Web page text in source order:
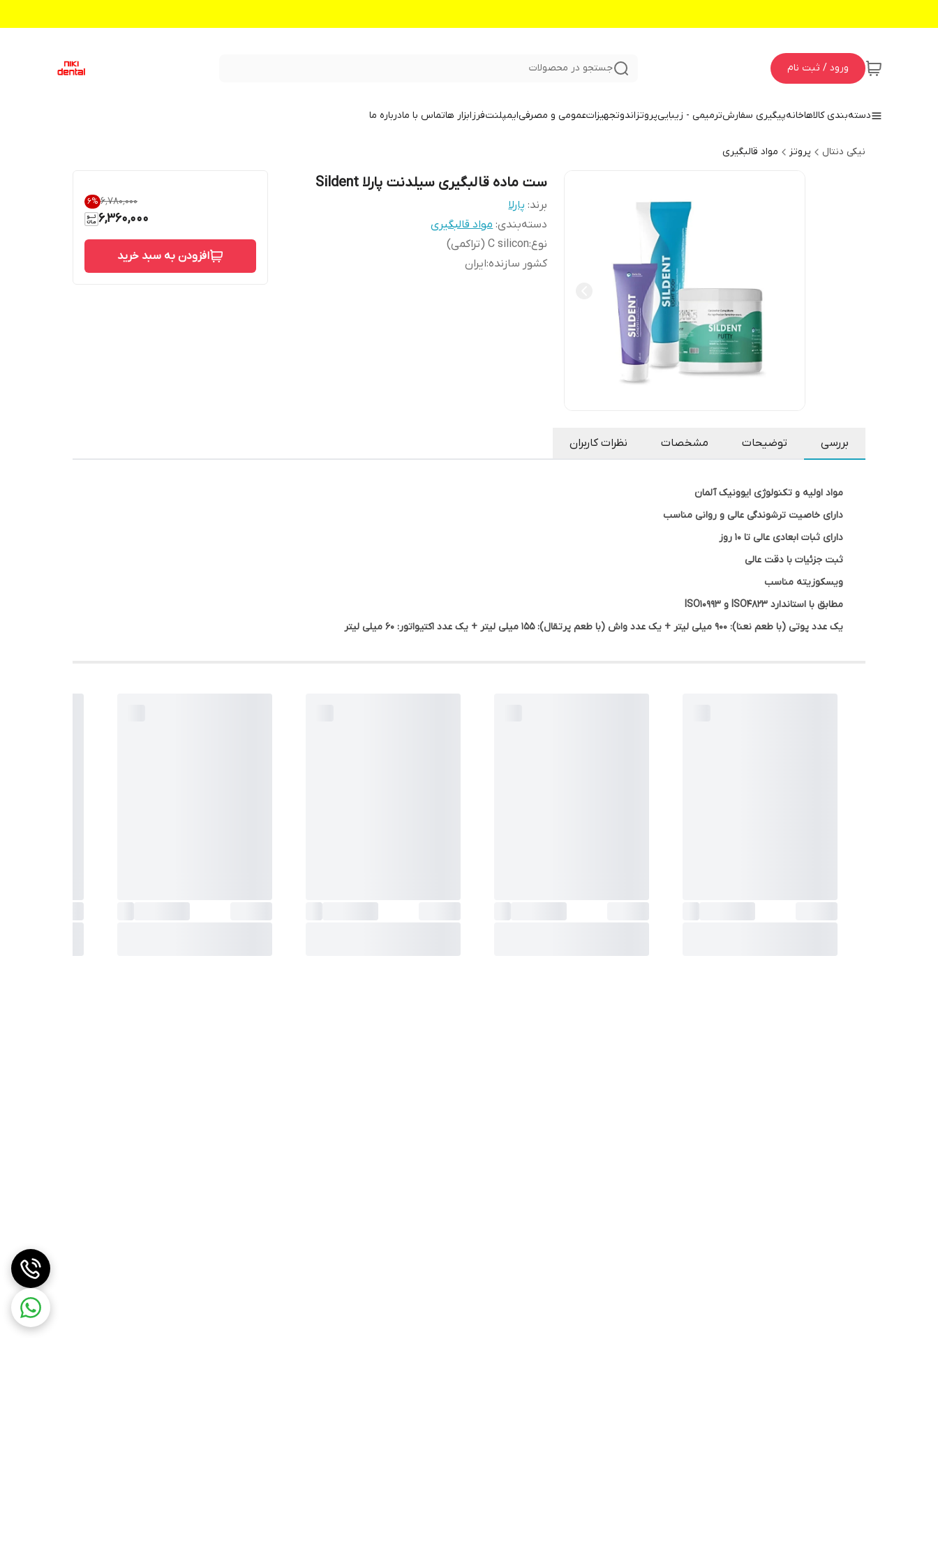
ورود / ثبت نام جستجو در محصولات
دسته‌بندی کالاهاخانهپیگیری سفارشترمیمی - زیباییپروتزاندوتجهیزاتعمومی و مصرفیایمپلنتفرزابزار هاتماس با مادرباره ما
نیکی دنتال پروتز مواد قالبگیری
ست ماده قالبگیری سیلدنت پارلا Sildent
برند: پارلا
دسته‌بندی:مواد قالبگیری
نوع:C silicon (تراکمی)
کشور سازنده:ایران
۶٬۷۸۰٬۰۰۰ 6%
6,360,000
افزودن به سبد خرید
بررسی توضیحات مشخصات نظرات کاربران
مواد اولیه و تکنولوژی ایوونیک آلمان
دارای خاصیت ترشوندگی عالی و روانی مناسب
دارای ثبات ابعادی عالی تا 10 روز
ثبت جزئیات با دقت عالی
ویسکوزیته مناسب
مطابق با استاندارد ISO4823 و ISO10993
یک عدد پوتی (با طعم نعنا): 900 میلی لیتر + یک عدد واش (با طعم پرتقال): 155 میلی لیتر + یک عدد اکتیواتور: 60 میلی لیتر